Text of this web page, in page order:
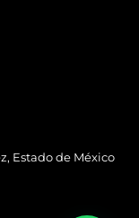
Estado de México